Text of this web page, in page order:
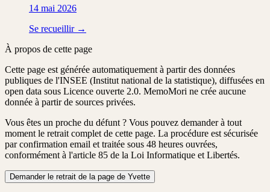
14 mai 2026
Se recueillir →
À propos de cette page
Cette page est générée automatiquement à partir des données
publiques de l'INSEE (Institut national de la statistique), diffusées en
open data sous Licence ouverte 2.0. MemoMori ne crée aucune
donnée à partir de sources privées.
Vous êtes un proche du défunt ? Vous pouvez demander à tout
moment le retrait complet de cette page. La procédure est sécurisée
par confirmation email et traitée sous 48 heures ouvrées,
conformément à l'article 85 de la Loi Informatique et Libertés.
Demander le retrait de la page de Yvette